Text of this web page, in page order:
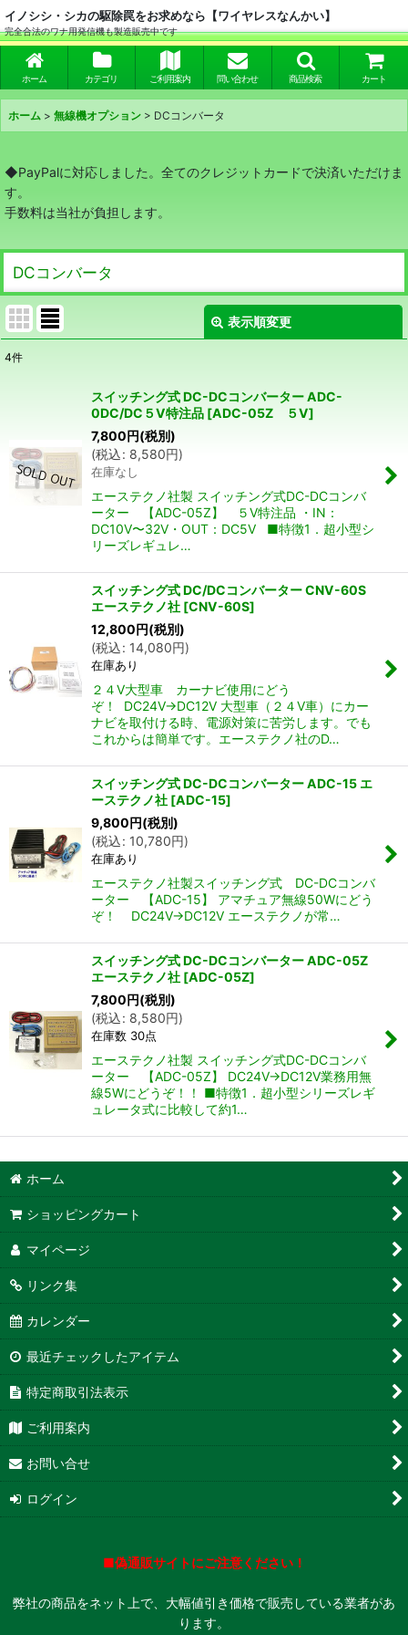
イノシシ・シカの駆除罠をお求めなら【ワイヤレスなんかい】
完全合法のワナ用発信機も製造販売中です
ホーム カテゴリ ご利用案内 問い合わせ 商品検索 カート
ホーム > 無線機オプション > DCコンバータ
◆PayPalに対応しました。全てのクレジットカードで決済いただけま
す。
手数料は当社が負担します。
DCコンバータ
表示順変更
4件
スイッチング式 DC-DCコンバーター ADC-
0DC/DC５V特注品 [ADC-05Z ５V]
7,800円(税別)
(税込: 8,580円)
在庫なし
エーステクノ社製 スイッチング式DC-DCコンバ
ーター 【ADC-05Z】 ５V特注品 ・IN：
DC10V〜32V・OUT：DC5V ■特徴1．超小型シ
リーズレギュレ…
スイッチング式 DC/DCコンバーター CNV-60S
エーステクノ社 [CNV-60S]
12,800円(税別)
(税込: 14,080円)
在庫あり
２４V大型車 カーナビ使用にどう
ぞ！ DC24V→DC12V 大型車（２４V車）にカー
ナビを取付ける時、電源対策に苦労します。でも
これからは簡単です。エーステクノ社のD…
スイッチング式 DC-DCコンバーター ADC-15 エ
ーステクノ社 [ADC-15]
9,800円(税別)
(税込: 10,780円)
在庫あり
エーステクノ社製スイッチング式 DC-DCコンバ
ーター 【ADC-15】 アマチュア無線50Wにどう
ぞ！ DC24V→DC12V エーステクノが常…
スイッチング式 DC-DCコンバーター ADC-05Z
エーステクノ社 [ADC-05Z]
7,800円(税別)
(税込: 8,580円)
在庫数 30点
エーステクノ社製 スイッチング式DC-DCコンバ
ーター 【ADC-05Z】 DC24V→DC12V業務用無
線5Wにどうぞ！！ ■特徴1．超小型シリーズレギ
ュレータ式に比較して約1…
ホーム
ショッピングカート
マイページ
リンク集
カレンダー
最近チェックしたアイテム
特定商取引法表示
ご利用案内
お問い合せ
ログイン
■偽通販サイトにご注意ください！
弊社の商品をネット上で、大幅値引き価格で販売している業者があ
ります。